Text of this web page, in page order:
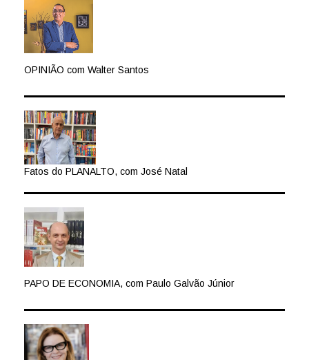
OPINIÃO com Walter Santos
Fatos do PLANALTO, com José Natal
PAPO DE ECONOMIA, com Paulo Galvão Júnior